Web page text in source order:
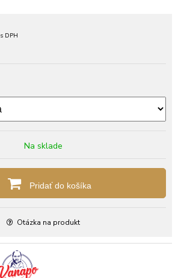
s DPH
Na sklade
Pridať do košíka
Otázka na produkt